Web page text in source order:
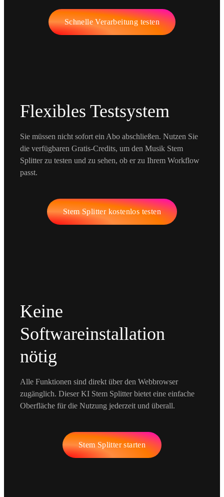
Schnelle Verarbeitung testen
Flexibles Testsystem
Sie müssen nicht sofort ein Abo abschließen. Nutzen Sie
die verfügbaren Gratis-Credits, um den Musik Stem
Splitter zu testen und zu sehen, ob er zu Ihrem Workflow
passt.
Stem Splitter kostenlos testen
Keine
Softwareinstallation
nötig
Alle Funktionen sind direkt über den Webbrowser
zugänglich. Dieser KI Stem Splitter bietet eine einfache
Oberfläche für die Nutzung jederzeit und überall.
Stem Splitter starten